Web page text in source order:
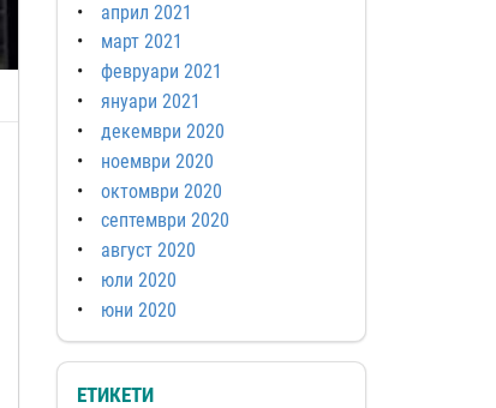
април 2021
март 2021
февруари 2021
януари 2021
декември 2020
ноември 2020
октомври 2020
септември 2020
август 2020
юли 2020
юни 2020
ЕТИКЕТИ